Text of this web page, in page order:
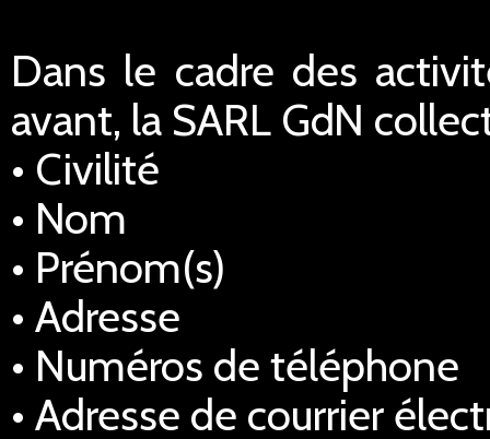
Dans le cadre des
avant, la SARL GdN
• Civilité
• Nom
• Prénom(s)
• Adresse
• Numéros de téléphone
• Adresse de courrier